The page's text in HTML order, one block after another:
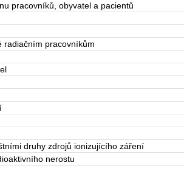
pracovníků, obyvatel a pacientů
radiačním pracovníkům
druhy zdrojů ionizujícího záření
nerostu